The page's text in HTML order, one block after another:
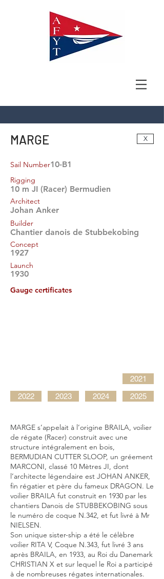
MARGE X
10-B1
Sail Number
Rigging
10 m JI (Racer) Bermudien
Architect
Johan Anker
Builder
Chantier danois de Stubbekobing
Concept
1927
Launch
1930
Gauge certificates
2021
2022
2023 2024 2025
MARGE s’appelait à l’origine BRAILA, voilier
de régate (Racer) construit avec une
structure intégralement en bois,
BERMUDIAN CUTTER SLOOP, un gréement
MARCONI, classé 10 Mètres JI, dont
l’architecte légendaire est JOHAN ANKER,
fin régatier et père du fameux DRAGON. Le
voilier BRAILA fut construit en 1930 par les
chantiers Danois de STUBBEKOBING sous
le numéro de coque N.342, et fut livré à Mr
NIELSEN.
Son unique sister-ship a été le célèbre
voilier RITA V, Coque N.343, fut livré 3 ans
après BRAILA, en 1933, au Roi du Danemark
CHRISTIAN X et sur lequel le Roi a participé
à de nombreuses régates internationales.